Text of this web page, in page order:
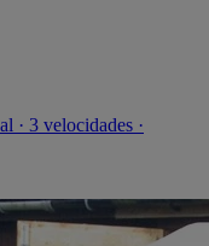
· 3 velocidades ·